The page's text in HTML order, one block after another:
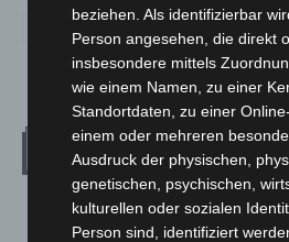
Wetter
LANGENHAGEN
beziehen. Als identifizierbar
Person angesehen, die direkt
insbesondere mittels
wie einem Namen, zu einer
Standortdaten, zu einer
einem oder mehreren
Ausdruck der physischen,
genetischen, psychischen,
kulturellen oder sozialen
Person sind, identifiziert